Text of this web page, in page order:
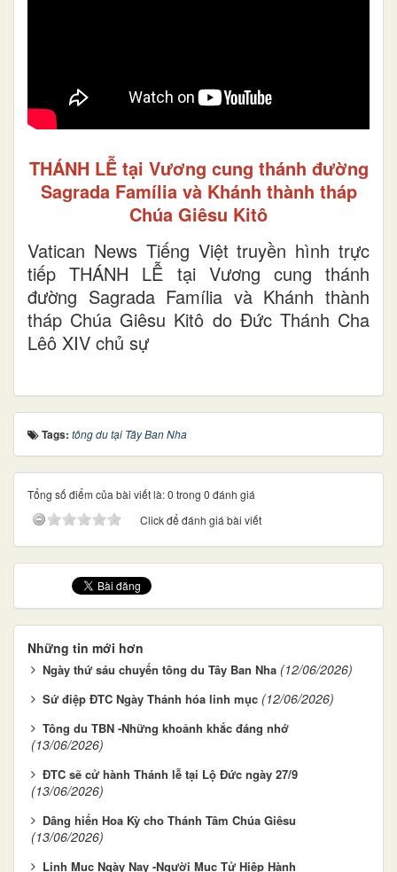
THÁNH LỄ tại Vương cung thánh đường
Sagrada Família và Khánh thành tháp
Chúa Giêsu Kitô
Vatican News Tiếng Việt truyền hình trực
tiếp THÁNH LỄ tại Vương cung thánh
đường Sagrada Família và Khánh thành
tháp Chúa Giêsu Kitô do Đức Thánh Cha
Lêô XIV chủ sự
Tags: tông du tại Tây Ban Nha
Tổng số điểm của bài viết là: 0 trong 0 đánh giá
Click để đánh giá bài viết
Những tin mới hơn
Ngày thứ sáu chuyến tông du Tây Ban Nha (12/06/2026)
Sứ điệp ĐTC Ngày Thánh hóa linh mục (12/06/2026)
Tông du TBN -Những khoảnh khắc đáng nhớ
(13/06/2026)
ĐTC sẽ cử hành Thánh lễ tại Lộ Đức ngày 27/9
(13/06/2026)
Dâng hiến Hoa Kỳ cho Thánh Tâm Chúa Giêsu
(13/06/2026)
Linh Mục Ngày Nay -Người Mục Tử Hiệp Hành